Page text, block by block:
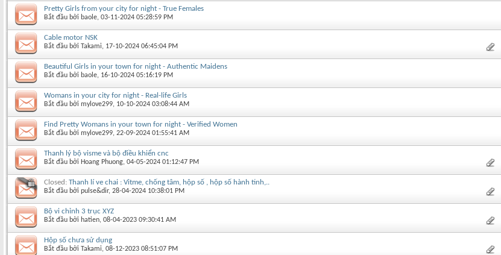
Pretty Girls from your city for night - True Females
Bắt đầu bởi baole‎, 03-11-2024 05:28:59 PM
Cable motor NSK
Bắt đầu bởi Takami‎, 17-10-2024 06:45:04 PM
Beautiful Girls in your town for night - Authentic Maidens
Bắt đầu bởi baole‎, 16-10-2024 05:16:19 PM
Womans in your city for night - Real-life Girls
Bắt đầu bởi mylove299‎, 10-10-2024 03:08:44 AM
Find Pretty Womans in your town for night - Verified Women
Bắt đầu bởi mylove299‎, 22-09-2024 01:55:41 AM
Thanh lý bộ visme và bộ điều khiển cnc
Bắt đầu bởi Hoang Phuong‎, 04-05-2024 01:12:47 PM
Closed: Thanh lí ve chai : Vitme, chống tâm, hộp số , hộp số hành tinh,..
Bắt đầu bởi pulse&dir‎, 28-04-2024 10:38:01 PM
Bộ vi chỉnh 3 trục XYZ
Bắt đầu bởi hatien‎, 08-04-2023 09:30:41 AM
Hộp số chưa sử dụng
Bắt đầu bởi Takami‎, 08-12-2023 08:51:07 PM